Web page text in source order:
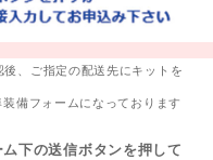
、ご指定の配送先にキットを
備フォームになっております
下の送信ボタンを押して